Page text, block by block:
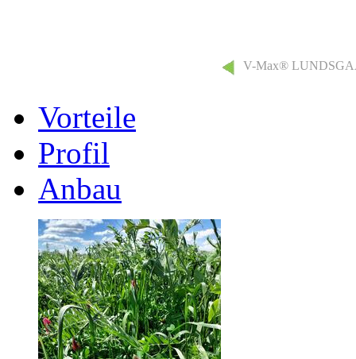
V-Max®
Vorteile
Profil
Anbau